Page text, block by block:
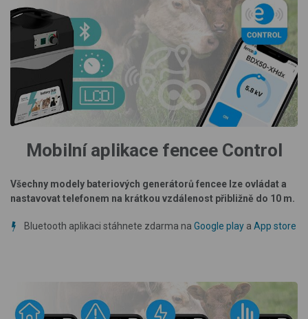
Mobilní aplikace fencee Control
Všechny modely bateriových generátorů fencee lze ovládat a
nastavovat telefonem na krátkou vzdálenost přibližně do 10 m.
Bluetooth aplikaci stáhnete zdarma na Google play a App store